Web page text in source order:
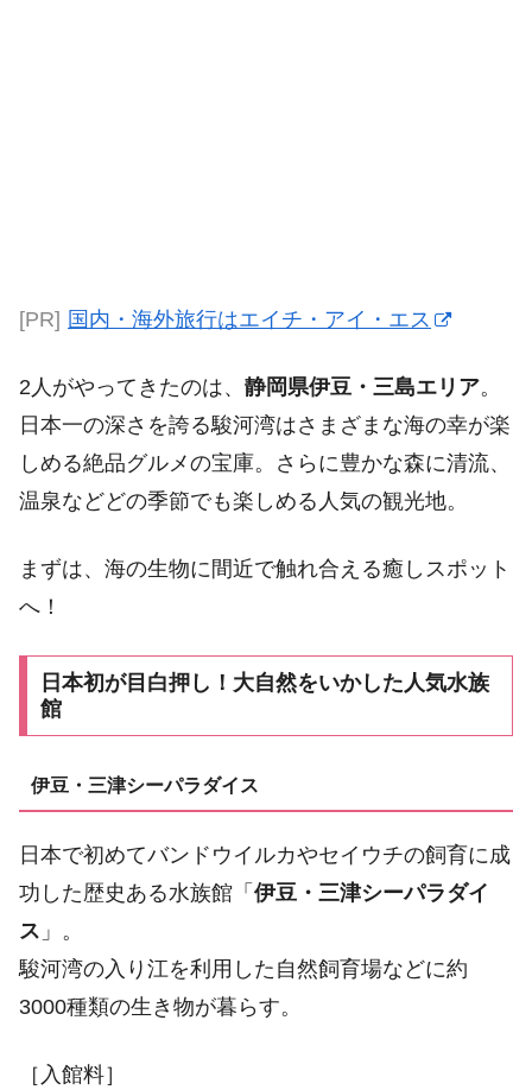
[PR] 国内・海外旅行はエイチ・アイ・エス
2人がやってきたのは、 静岡県伊豆・三島エリア。
日本一の深さを誇る駿河湾はさまざまな海の幸が楽
しめる絶品グルメの宝庫。さらに豊かな森に清流、
温泉などどの季節でも楽しめる人気の観光地。
まずは、海の生物に間近で触れ合える癒しスポット
へ！
日本初が目白押し！大自然をいかした人気水族
館
伊豆・三津シーパラダイス
日本で初めてバンドウイルカやセイウチの飼育に成
功した歴史ある水族館「 伊豆・三津シーパラダイ
ス 」。
駿河湾の入り江を利用した自然飼育場などに約
3000種類の生き物が暮らす。
［入館料］